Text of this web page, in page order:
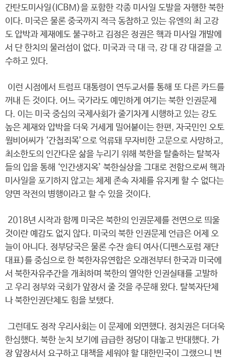
간탄도미사일(ICBM)을 포함한 각종 미사일 도발을 자행한 북한
이다. 미국은 물론 중국까지 적극 동참하고 있는 유엔의 최 고강
도 압박과 제재에도 불구하고 김정은 정권은 핵과 미사일 개발에
서 단 한치의 물러섬이 없다. 미국과 극 대 극, 강 대 강 대결을 고
수하고 있다.
이런 시점에서 트럼프 대통령이 연두교서를 통해 또 다른 카드를
꺼내 든 것이다. 어느 국가라도 예민하게 여기는 북한 인권문제
다. 이는 미국 중심의 국제사회가 줄기차게 시행하고 있는 강도
높은 제재와 압박을 더욱 거세게 밀어붙이는 한편, 자국민인 오토
웜비어씨가 ‘간첩죄목’으로 억류돼 무자비한 고문으로 사망하고,
최소한도의 인간다운 삶을 누리기 위해 북한을 탈출하는 탈북자
들의 입을 통해 ‘인간생지옥’ 북한실상을 그대로 전함으로써 핵과
미사일을 포기하지 않고는 체제 존속 자체를 유지케 할 수 없다는
양면 작전의 병행이라고 할 수 있을 것이다.
2018년 시작과 함께 미국은 북한의 인권문제를 전면으로 띄울
것이란 예감도 없지 않다. 미국의 북한 인권문제 언급은 어제 오
늘이 아니다. 정부당국은 물론 수잔 솔티 여사(디펜스포럼 재단
대표)를 중심으로 한 북한자유연합은 오래전부터 한국과 미국에
서 북한자유주간을 개최하며 북한의 열악한 인권실태를 고발하
고 우리 정부와 국회가 앞장서 줄 것을 주문해 왔다. 탈북자단체
나 북한인권단체도 힘을 보탰다.
그런데도 정작 우리사회는 이 문제에 외면했다. 정치권은 더더욱
한심했다. 북한 눈치 보기에 급급한 정당이 대놓고 반대했다. 가
장 앞장서서 요구하고 대책을 세워야 할 대한민국이 그랬으니 변